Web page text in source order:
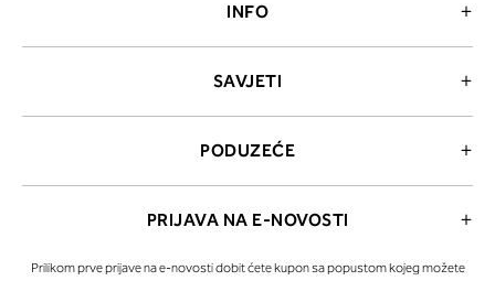
INFO
SAVJETI
PODUZEĆE
PRIJAVA NA E-NOVOSTI
Prilikom prve prijave na e-novosti dobit ćete kupon sa popustom kojeg možete